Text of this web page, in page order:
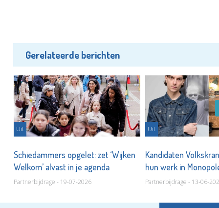
Gerelateerde berichten
Uit
Schiedammers opgelet: zet ‘Wijken
Welkom’ alvast in je agenda
Partnerbijdrage - 19-07-2026
Uit
Kandidaten
hun werk in
Partnerbijdrage - 13-06-